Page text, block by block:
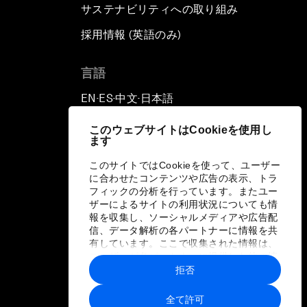
このウェブサイトはCookieを使用し
ます
このサイトではCookieを使って、ユーザー
に合わせたコンテンツや広告の表示、トラ
フィックの分析を行っています。またユー
ザーによるサイトの利用状況についても情
報を収集し、ソーシャルメディアや広告配
信、データ解析の各パートナーに情報を共
有しています。ここで収集された情報は、
ユーザーが各パートナーに提供した他の情
報や各パートナーのサービスを使用した際
に収集された情報と組み合わされ、各パー
トナーによって使用されることがありま
全て許可
拒否
サステナビリティへの取り組み
採用情報 (英語のみ)
言語
EN ▪ ES▪中文▪ 日本語